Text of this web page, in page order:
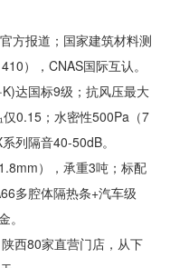
方报道；国家建筑材料测
），CNAS国际互认。
达国标9级；抗风压最大
0.15；水密性500Pa（7
列隔音40-50dB。
），承重3吨；标配
多腔体隔热条+汽车级
。
西80家直营门店，从下